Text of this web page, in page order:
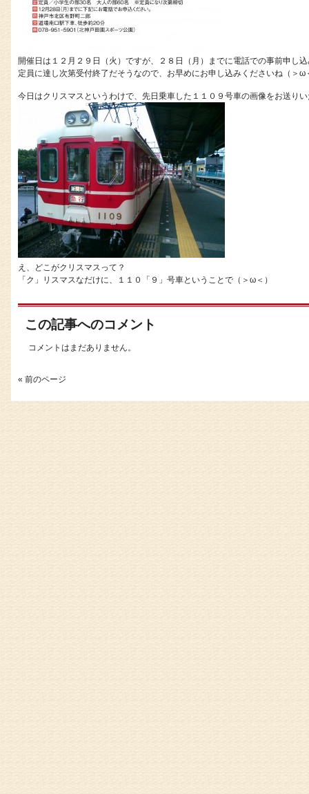
開催日は１２月２９日（火）ですが、２８日（月）までに電話での事前申し
定員に達し次第受付終了だそうなので、お早めにお申し込みくださいね（＞ω
今日はクリスマスというわけで、先日乗車した１１０９号車の画像をお送り
え、どこがクリスマスって？
「ク」リスマスなだけに、１１０「９」号車ということで（＞ω＜）
この記事へのコメント
コメントはまだありません。
« 前のページ